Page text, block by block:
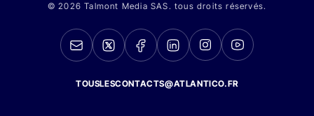
© 2026 Talmont Media SAS. tous droits réservés.
TOUSLESCONTACTS@ATLANTICO.FR